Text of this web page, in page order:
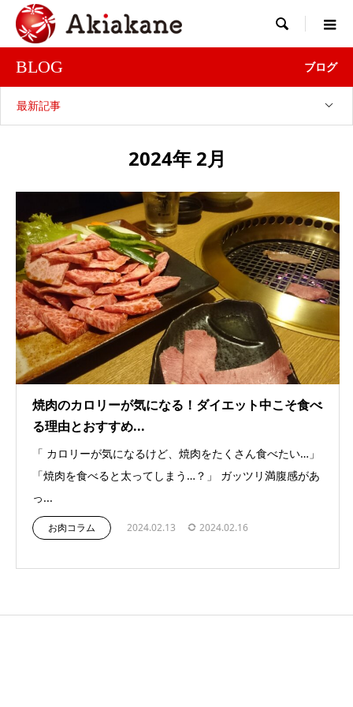

BLOG ブログ
最新記事
2024年 2月
焼肉のカロリーが気になる！ダイエット中こそ食べ
る理由とおすすめ...
「 カロリーが気になるけど、焼肉をたくさん食べたい…」
「焼肉を食べると太ってしまう…？」 ガッツリ満腹感があ
っ...
お肉コラム 2024.02.13 2024.02.16